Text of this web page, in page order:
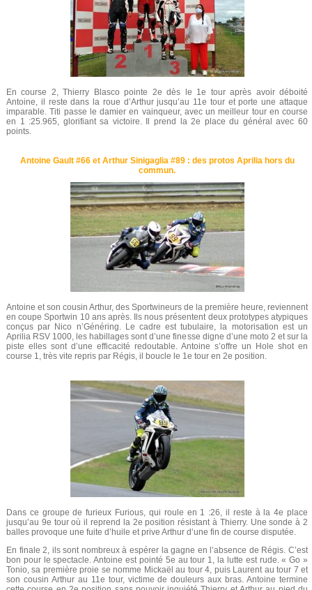
En course 2, Thierry Blasco pointe 2e dès le 1e tour après avoir déboité
Antoine, il reste dans la roue d’Arthur jusqu’au 11e tour et porte une attaque
imparable. Titi passe le damier en vainqueur, avec un meilleur tour en course
en 1 :25.965, glorifiant sa victoire. Il prend la 2e place du général avec 60
points.
Antoine Gault #66 et Arthur Sinigaglia #89 : des protos Aprilia hors du
commun.
Antoine et son cousin Arthur, des Sportwineurs de la première heure, reviennent
en coupe Sportwin 10 ans après. Ils nous présentent deux prototypes atypiques
conçus par Nico n’Généring. Le cadre est tubulaire, la motorisation est un
Aprilia RSV 1000, les habillages sont d’une finesse digne d’une moto 2 et sur la
piste elles sont d’une efficacité redoutable. Antoine s’offre un Hole shot en
course 1, très vite repris par Régis, il boucle le 1e tour en 2e position.
Dans ce groupe de furieux Furious, qui roule en 1 :26, il reste à la 4e place
jusqu’au 9e tour où il reprend la 2e position résistant à Thierry. Une sonde à 2
balles provoque une fuite d’huile et prive Arthur d’une fin de course disputée.
En finale 2, ils sont nombreux à espérer la gagne en l’absence de Régis. C’est
bon pour le spectacle. Antoine est pointé 5e au tour 1, la lutte est rude. « Go »
Tonio, sa première proie se nomme Mickaël au tour 4, puis Laurent au tour 7 et
son cousin Arthur au 11e tour, victime de douleurs aux bras. Antoine termine